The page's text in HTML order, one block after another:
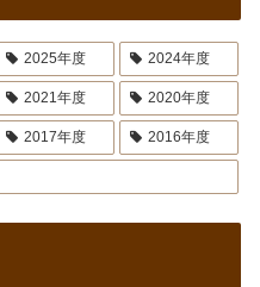
2025年度 2024年度
2021年度 2020年度
2017年度 2016年度